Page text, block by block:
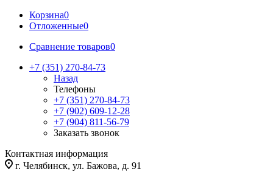
Корзина0
Отложенные0
Сравнение товаров0
+7 (351) 270-84-73
Назад
Телефоны
+7 (351) 270-84-73
+7 (902) 609-12-28
+7 (904) 811-56-79
Заказать звонок
Контактная информация
г. Челябинск, ул. Бажова, д. 91